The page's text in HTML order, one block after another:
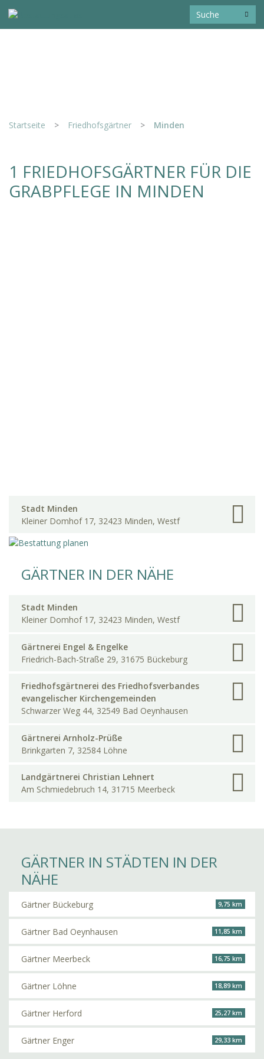
Startseite > Friedhofsgärtner > Minden
1 FRIEDHOFSGÄRTNER FÜR DIE
GRABPFLEGE IN MINDEN
Stadt Minden
Kleiner Domhof 17, 32423 Minden, Westf
GÄRTNER IN DER NÄHE
Stadt Minden
Kleiner Domhof 17, 32423 Minden, Westf
Gärtnerei Engel & Engelke
Friedrich-Bach-Straße 29, 31675 Bückeburg
Friedhofsgärtnerei des Friedhofsverbandes
evangelischer Kirchengemeinden
Schwarzer Weg 44, 32549 Bad Oeynhausen
Gärtnerei Arnholz-Prüße
Brinkgarten 7, 32584 Löhne
Landgärtnerei Christian Lehnert
Am Schmiedebruch 14, 31715 Meerbeck
GÄRTNER IN STÄDTEN IN DER
NÄHE
Gärtner Bückeburg 9,75 km
Gärtner Bad Oeynhausen 11,85 km
Gärtner Meerbeck 16,75 km
Gärtner Löhne 18,89 km
Gärtner Herford 25,27 km
Gärtner Enger 29,33 km